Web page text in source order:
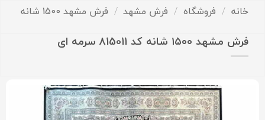
خانه / فروشگاه / فرش مشهد / فرش مشهد 1500 شانه
فرش مشهد ۱۵۰۰ شانه کد 815011 سرمه ای